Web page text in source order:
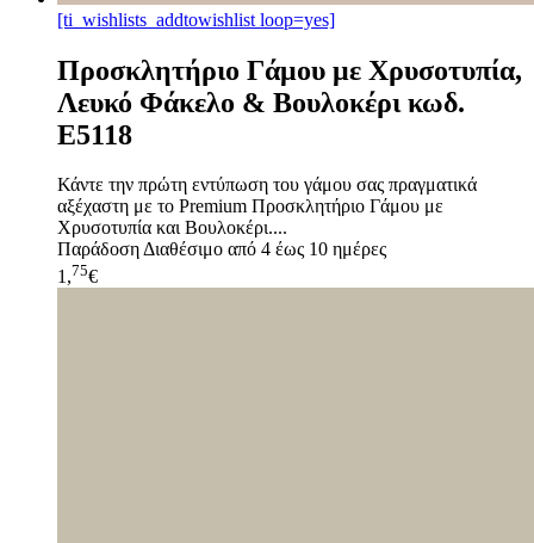
[ti_wishlists_addtowishlist loop=yes]
Προσκλητήριο Γάμου με Χρυσοτυπία,
Λευκό Φάκελο & Βουλοκέρι κωδ.
E5118
Κάντε την πρώτη εντύπωση του γάμου σας πραγματικά
αξέχαστη με το Premium Προσκλητήριο Γάμου με
Χρυσοτυπία και Βουλοκέρι....
ΠαράδοσηΔιαθέσιμο από 4 έως 10 ημέρες
1,75€